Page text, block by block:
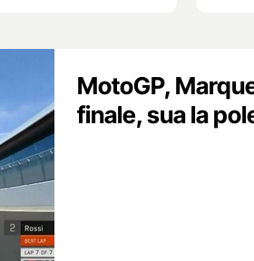
MotoGP,
finale, sua la